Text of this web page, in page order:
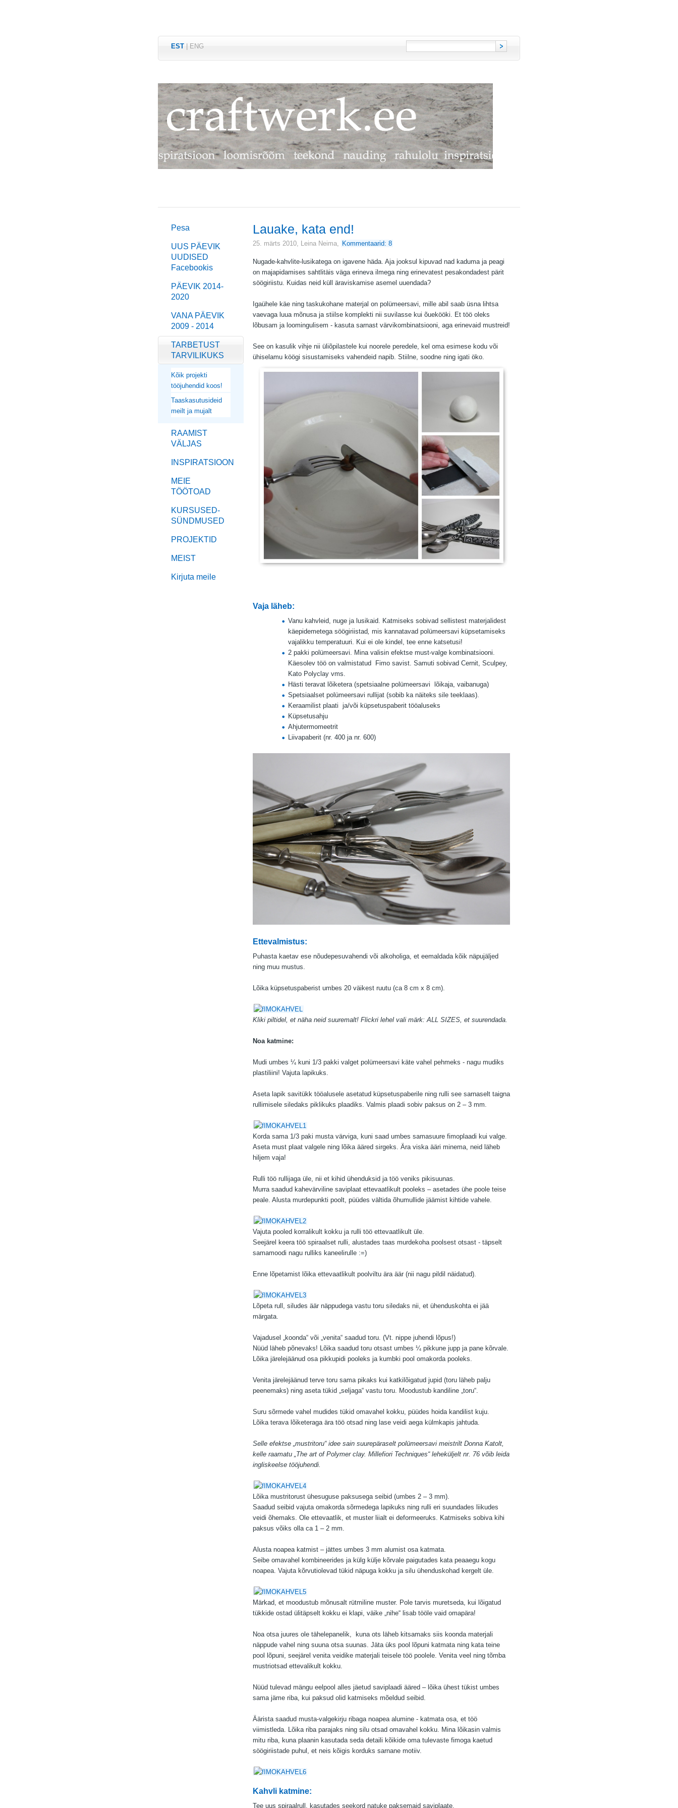
EST ENG
Pesa
UUS PÄEVIK
UUDISED
Facebookis
PÄEVIK 2014-
2020
VANA PÄEVIK
2009 - 2014
TARBETUST
TARVILIKUKS
Kõik projekti
tööjuhendid koos!
Taaskasutusideid
meilt ja mujalt
RAAMIST
VÄLJAS
INSPIRATSIOON
MEIE
TÖÖTOAD
KURSUSED-
SÜNDMUSED
PROJEKTID
MEIST
Kirjuta meile
Lauake, kata end!
25. märts 2010, Leina Neima, Kommentaarid: 8
Nugade-kahvlite-lusikatega on igavene häda. Aja jooksul kipuvad nad kaduma ja peagi
on majapidamises sahtlitäis väga erineva ilmega ning erinevatest pesakondadest pärit
söögiriistu. Kuidas neid küll äraviskamise asemel uuendada?
Igaühele käe ning taskukohane materjal on polümeersavi, mille abil saab üsna lihtsa
vaevaga luua mõnusa ja stiilse komplekti nii suvilasse kui õuekööki. Et töö oleks
lõbusam ja loomingulisem - kasuta sarnast värvikombinatsiooni, aga erinevaid mustreid!
See on kasulik vihje nii üliõpilastele kui noorele peredele, kel oma esimese kodu või
ühiselamu köögi sisustamiseks vahendeid napib. Stiilne, soodne ning igati öko.
Vaja läheb:
Vanu kahvleid, nuge ja lusikaid. Katmiseks sobivad sellistest materjalidest
käepidemetega söögiriistad, mis kannatavad polümeersavi küpsetamiseks
vajalikku temperatuuri. Kui ei ole kindel, tee enne katsetusi!
2 pakki polümeersavi. Mina valisin efektse must-valge kombinatsiooni.
Käesolev töö on valmistatud
Fimo savist. Samuti sobivad Cernit, Sculpey,
Kato Polyclay vms.
Hästi teravat lõiketera (spetsiaalne polümeersavi
lõikaja, vaibanuga)
Spetsiaalset polümeersavi rullijat (sobib ka näiteks sile teeklaas).
Keraamilist plaati ja/või küpsetuspaberit tööaluseks
Küpsetusahju
Ahjutermomeetrit
Liivapaberit (nr. 400 ja nr. 600)
Ettevalmistus:
Puhasta kaetav ese nõudepesuvahendi või alkoholiga, et eemaldada kõik näpujäljed
ning muu mustus.
Lõika küpsetuspaberist umbes 20 väikest ruutu (ca 8 cm x 8 cm).
Kliki piltidel, et näha neid suuremalt! Flickri lehel vali märk: ALL SIZES, et suurendada.
Noa katmine:
Mudi umbes ¼ kuni 1/3 pakki valget polümeersavi käte vahel pehmeks - nagu mudiks
plastiliini! Vajuta lapikuks.
Aseta lapik savitükk tööalusele asetatud küpsetuspaberile ning rulli see sarnaselt taigna
rullimisele siledaks piklikuks plaadiks. Valmis plaadi sobiv paksus on 2 – 3 mm.
Korda sama 1/3 paki musta värviga, kuni saad umbes samasuure fimoplaadi kui valge.
Aseta must plaat valgele ning lõika ääred sirgeks. Ära viska ääri minema, neid läheb
hiljem vaja!
Rulli töö rullijaga üle, nii et kihid ühenduksid ja töö veniks pikisuunas.
Murra saadud kahevärviline saviplaat ettevaatlikult pooleks – asetades ühe poole teise
peale. Alusta murdepunkti poolt, püüdes vältida õhumullide jäämist kihtide vahele.
Vajuta pooled korralikult kokku ja rulli töö ettevaatlikult üle.
Seejärel keera töö spiraalset rulli, alustades taas murdekoha poolsest otsast - täpselt
samamoodi nagu rulliks kaneelirulle :=)
Enne lõpetamist lõika ettevaatlikult poolviltu ära äär (nii nagu pildil näidatud).
Lõpeta rull, siludes äär näppudega vastu toru siledaks nii, et ühenduskohta ei jää
märgata.
Vajadusel „koonda“ või „venita“ saadud toru. (Vt. nippe juhendi lõpus!)
Nüüd läheb põnevaks! Lõika saadud toru otsast umbes ¼ pikkune jupp ja pane kõrvale.
Lõika järelejäänud osa pikkupidi pooleks ja kumbki pool omakorda pooleks.
Venita järelejäänud terve toru sama pikaks kui katkilõigatud jupid (toru läheb palju
peenemaks) ning aseta tükid „seljaga“ vastu toru. Moodustub kandiline „toru“.
Suru sõrmede vahel mudides tükid omavahel kokku, püüdes hoida kandilist kuju.
Lõika terava lõiketeraga ära töö otsad ning lase veidi aega külmkapis jahtuda.
Selle efektse „mustritoru“ idee sain suurepäraselt polümeersavi meistrilt Donna Katolt,
kelle raamatu „The art of Polymer clay. Millefiori Techniques“ leheküljelt nr. 76 võib leida
ingliskeelse tööjuhendi.
Lõika mustritorust ühesuguse paksusega seibid (umbes 2 – 3 mm).
Saadud seibid vajuta omakorda sõrmedega lapikuks ning rulli eri suundades liikudes
veidi õhemaks. Ole ettevaatlik, et muster liialt ei deformeeruks. Katmiseks sobiva kihi
paksus võiks olla ca 1 – 2 mm.
Alusta noapea katmist – jättes umbes 3 mm alumist osa katmata.
Seibe omavahel kombineerides ja külg külje kõrvale paigutades kata peaaegu kogu
noapea. Vajuta kõrvutiolevad tükid näpuga kokku ja silu ühenduskohad kergelt üle.
Märkad, et moodustub mõnusalt rütmiline muster. Pole tarvis muretseda, kui lõigatud
tükkide ostad ülitäpselt kokku ei klapi, väike „nihe“ lisab tööle vaid omapära!
Noa otsa juures ole tähelepanelik,
kuna ots läheb kitsamaks siis koonda materjali
näppude vahel ning suuna otsa suunas. Jäta üks pool lõpuni katmata ning kata teine
pool lõpuni, seejärel venita veidike materjali teisele töö poolele. Venita veel ning tõmba
mustriotsad ettevalikult kokku.
Nüüd tulevad mängu eelpool alles jäetud saviplaadi ääred – lõika ühest tükist umbes
sama jäme riba, kui paksud olid katmiseks mõeldud seibid.
Äärista saadud musta-valgekirju ribaga noapea alumine - katmata osa, et töö
viimistleda. Lõika riba parajaks ning silu otsad omavahel kokku. Mina lõikasin valmis
mitu riba, kuna plaanin kasutada seda detaili kõikide oma tulevaste fimoga kaetud
söögiriistade puhul, et neis kõigis korduks sarnane motiiv.
Kahvli katmine:
Tee uus spiraalrull, kasutades seekord natuke paksemaid saviplaate.